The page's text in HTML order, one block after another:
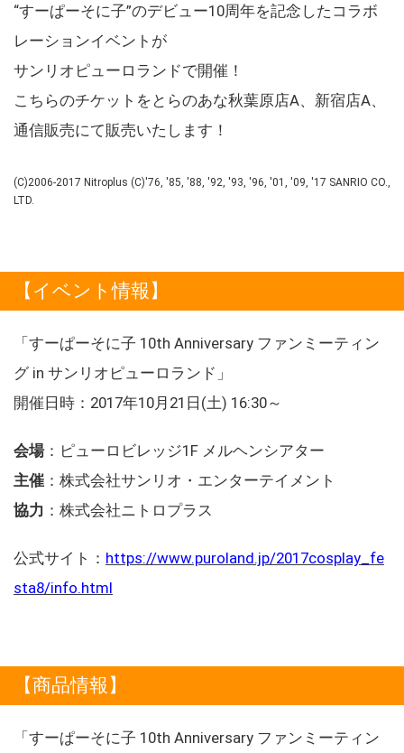
“すーぱーそに子”のデビュー10周年を記念したコラボ
レーションイベントが
サンリオピューロランドで開催！
こちらのチケットをとらのあな秋葉原店A、新宿店A、
通信販売にて販売いたします！
(C)2006-2017 Nitroplus (C)'76, '85, '88, '92, '93, '96, '01, '09, '17 SANRIO CO.,
LTD.
【イベント情報】
「すーぱーそに子 10th Anniversary ファンミーティン
グ in サンリオピューロランド」
開催日時：2017年10月21日(土) 16:30～
会場：ピューロビレッジ1F メルヘンシアター
主催 ：株式会社サンリオ・エンターテイメント
協力 ：株式会社ニトロプラス
公式サイト： https://www.puroland.jp/2017cosplay_fe
sta8/info.html
【商品情報】
「すーぱーそに子 10th Anniversary ファンミーティン